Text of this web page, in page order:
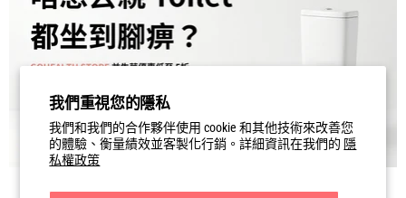
我們重視您的隱私
我們和我們的合作夥伴使用 cookie 和其他技術來改善您
的體驗、衡量績效並客製化行銷。詳細資訊在我們的 隱
私權政策